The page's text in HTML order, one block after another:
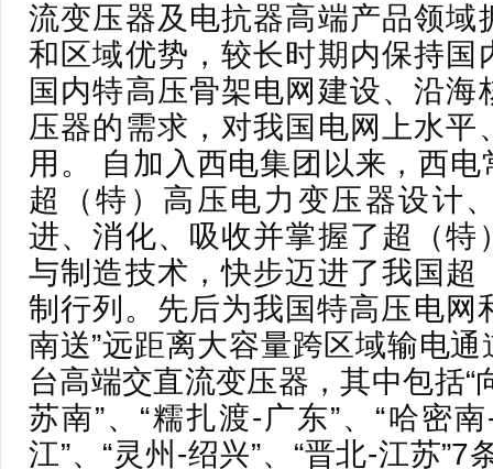
流变压器及电抗器高端产品领域
和区域优势，较长时期内保持国
国内特高压骨架电网建设、沿海
压器的需求，对我国电网上水平
用。 自加入西电集团以来，西
超（特）高压电力变压器设计
进、消化、吸收并掌握了超（特
与制造技术，快步迈进了我国超
制行列。先后为我国特高压电网
南送”远距离大容量跨区域输电
台高端交直流变压器，其中包括“
苏南”、“糯扎渡-广东”、“哈密
江”、“灵州-绍兴”、“晋北-江苏